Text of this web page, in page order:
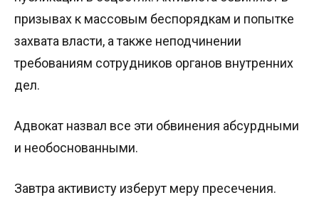
призывах к массовым беспорядкам и попытке
захвата власти, а также неподчинении
требованиям сотрудников органов внутренних
дел.
Адвокат назвал все эти обвинения абсурдными
и необоснованными.
Завтра активисту изберут меру пресечения.